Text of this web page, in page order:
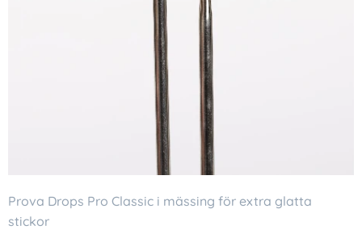
Prova Drops Pro Classic i mässing för extra glatta
stickor